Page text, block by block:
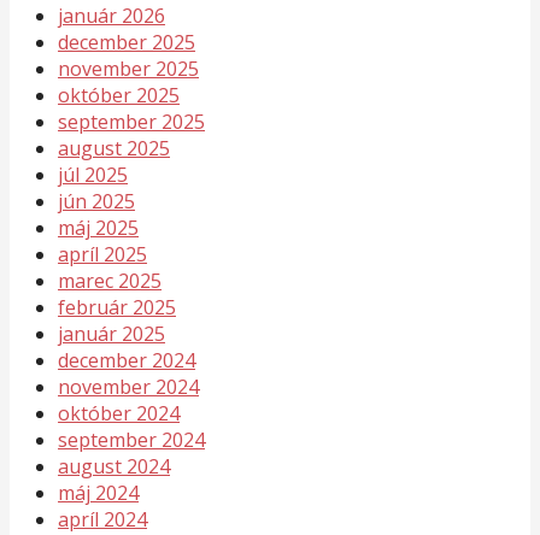
január 2026
december 2025
november 2025
október 2025
september 2025
august 2025
júl 2025
jún 2025
máj 2025
apríl 2025
marec 2025
február 2025
január 2025
december 2024
november 2024
október 2024
september 2024
august 2024
máj 2024
apríl 2024